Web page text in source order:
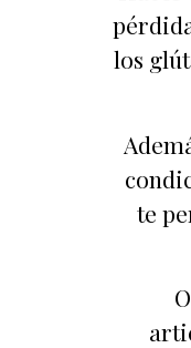
los
te